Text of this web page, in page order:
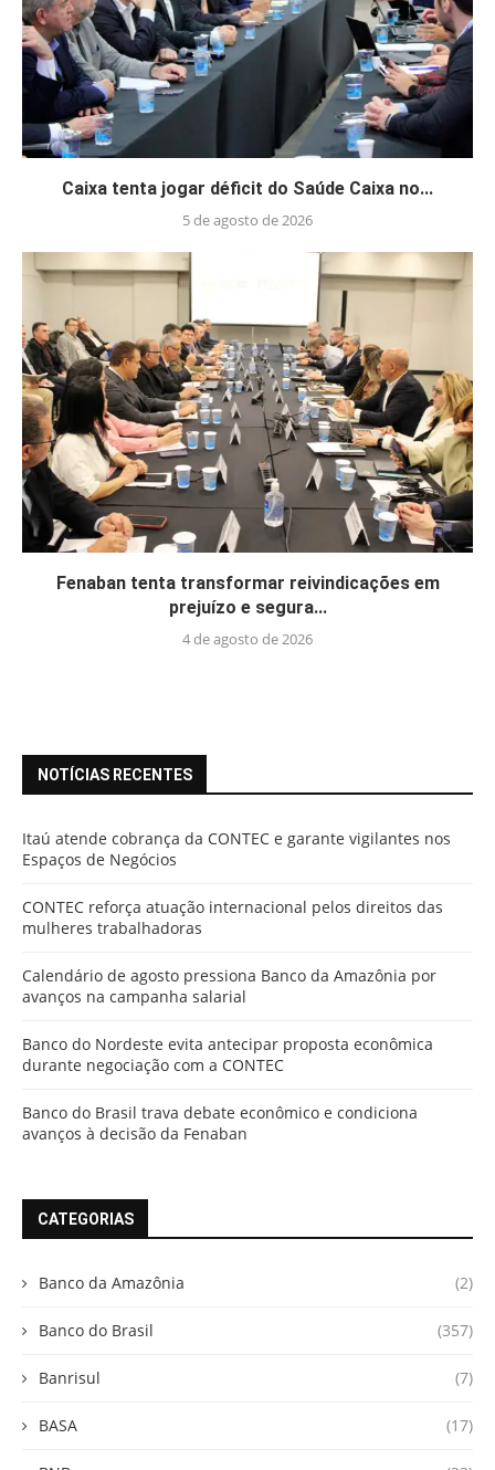
Caixa tenta jogar déficit do Saúde Caixa no...
5 de agosto de 2026
Fenaban tenta transformar reivindicações em
prejuízo e segura...
4 de agosto de 2026
NOTÍCIAS RECENTES
Itaú atende cobrança da CONTEC e garante vigilantes nos
Espaços de Negócios
CONTEC reforça atuação internacional pelos direitos das
mulheres trabalhadoras
Calendário de agosto pressiona Banco da Amazônia por
avanços na campanha salarial
Banco do Nordeste evita antecipar proposta econômica
durante negociação com a CONTEC
Banco do Brasil trava debate econômico e condiciona
avanços à decisão da Fenaban
CATEGORIAS
Banco da Amazônia (2)
Banco do Brasil (357)
Banrisul (7)
BASA (17)